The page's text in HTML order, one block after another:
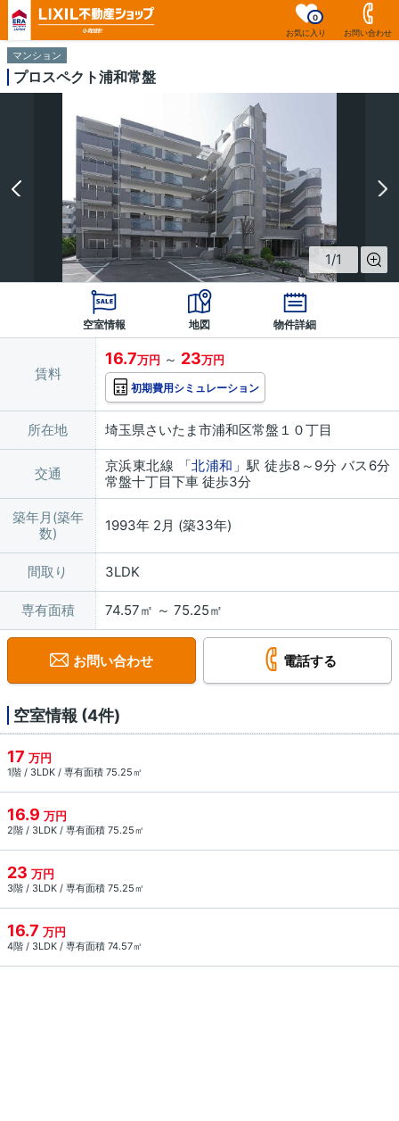
お気に入り
0
お問い合わせ
マンション
プロスペクト浦和常盤
1/1
空室情報 地図 物件詳細
賃料
16.7万円 ～ 23万円
初期費用シミュレーション
所在地 埼玉県さいたま市浦和区常盤１０丁目
交通 京浜東北線 「北浦和 」駅 徒歩8～9分 バス6分
常盤十丁目下車 徒歩3分
築年月(築年
数)
1993年 2月 (築33年)
間取り 3LDK
専有面積 74.57㎡ ～ 75.25㎡
お問い合わせ 電話する
空室情報 (4件)
17 万円
1階 / 3LDK / 専有面積 75.25㎡
16.9 万円
2階 / 3LDK / 専有面積 75.25㎡
23 万円
3階 / 3LDK / 専有面積 75.25㎡
16.7 万円
4階 / 3LDK / 専有面積 74.57㎡